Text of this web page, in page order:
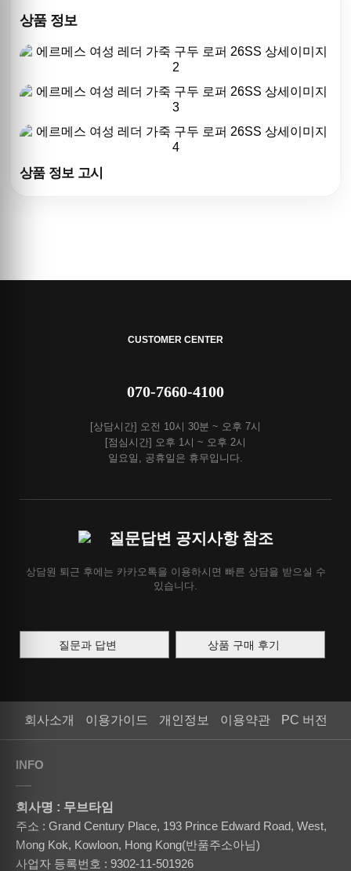
상품 정보
상품 정보 고시
CUSTOMER CENTER
070-7660-4100
[상담시간] 오전 10시 30분 ~ 오후 7시
[점심시간] 오후 1시 ~ 오후 2시
일요일, 공휴일은 휴무입니다.
질문답변 공지사항 참조
상담원 퇴근 후에는 카카오톡을 이용하시면 빠른 상담을 받으실 수
있습니다.
질문과 답변 상품 구매 후기
회사소개 이용가이드 개인정보 이용약관 PC 버전
INFO
회사명 : 무브타임
주소 : Grand Century Place, 193 Prince Edward Road, West,
Mong Kok, Kowloon, Hong Kong(반품주소아님)
사업자 등록번호 : 9302-11-501926